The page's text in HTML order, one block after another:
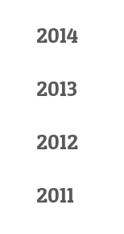
2014
2013
2012
2011